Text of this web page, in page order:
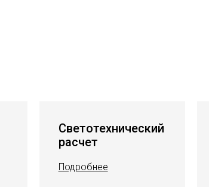
Светотехнический
расчет
Подробнее